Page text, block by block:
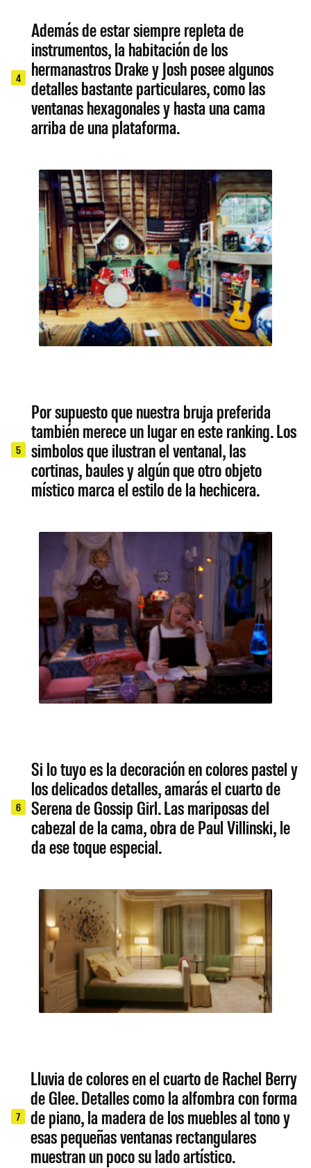
4
Además de estar siempre repleta de
instrumentos, la habitación de los
hermanastros Drake y Josh posee algunos
detalles bastante particulares, como las
ventanas hexagonales y hasta una cama
arriba de una plataforma.
5
Por supuesto que nuestra bruja preferida
también merece un lugar en este ranking. Los
simbolos que ilustran el ventanal, las
cortinas, baules y algún que otro objeto
místico marca el estilo de la hechicera.
6
Si lo tuyo es la decoración en colores pastel y
los delicados detalles, amarás el cuarto de
Serena de Gossip Girl. Las mariposas del
cabezal de la cama, obra de Paul Villinski, le
da ese toque especial.
7
Lluvia de colores en el cuarto de Rachel Berry
de Glee. Detalles como la alfombra con forma
de piano, la madera de los muebles al tono y
esas pequeñas ventanas rectangulares
muestran un poco su lado artístico.